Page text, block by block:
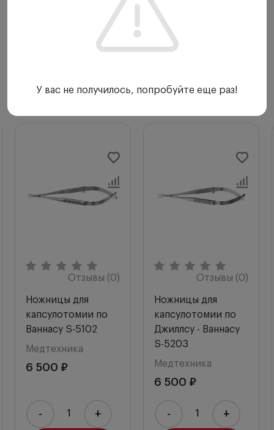
Отзывы (0)
Ножницы для
капсулотомии по
Ваннасу S-5102
Медтехника
6 500 ₽
- +
Отзывы (0)
Ножницы для
капсулотомии по
Джиллсу - Ваннасу
S-5203
Медтехника
6 500 ₽
- +
У вас не получилось, попробуйте еще раз!